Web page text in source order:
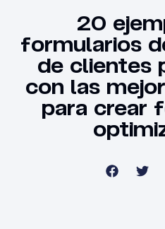
20
formularios
de clientes
con las
para crear